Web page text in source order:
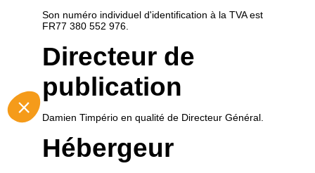
Son numéro individuel d'identification à la TVA est
FR77 380 552 976.
Directeur de
publication
Damien Timpério en qualité de Directeur Général.
Hébergeur